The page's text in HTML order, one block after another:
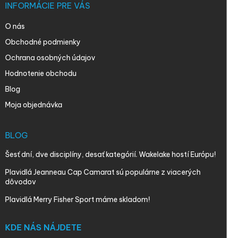
INFORMÁCIE PRE VÁS
O nás
Obchodné podmienky
Ochrana osobných údajov
Hodnotenie obchodu
Blog
Moja objednávka
BLOG
Šesť dní, dve disciplíny, desať kategórií. Wakelake hostí Európu!
Plavidlá Jeanneau Cap Camarat sú populárne z viacerých
dôvodov
Plavidlá Merry Fisher Sport máme skladom!
KDE NÁS NÁJDETE